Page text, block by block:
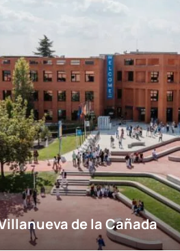
de la Cañada